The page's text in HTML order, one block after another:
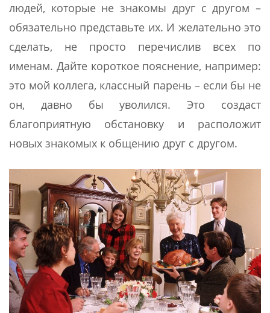
людей, которые не знакомы друг с другом –
обязательно представьте их. И желательно это
сделать, не просто перечислив всех по
именам. Дайте короткое пояснение, например:
это мой коллега, классный парень – если бы не
он, давно бы уволился. Это создаст
благоприятную обстановку и расположит
новых знакомых к общению друг с другом.